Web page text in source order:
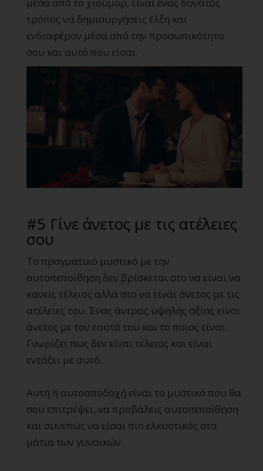
τρόπος να δημιουργήσεις έλξη και
ενδιαφέρον μέσα από την προσωπικότητα
σου και αυτό που είσαι.
#5 Γίνε άνετος με τις ατέλειες
σου
Το πραγματικό μυστικό με την
αυτοπεποίθηση δεν βρίσκεται στο να είναι να
κανείς τέλειος αλλά στο να είναι άνετος με τις
ατέλειες του. Ένας άντρας υψηλής αξίας είναι
άνετος με τον εαυτό του και το ποιος είναι.
Γνωρίζει πως δεν είναι τέλειος και είναι
εντάξει με αυτό.
Αυτή η αυτοαποδοχή είναι το μυστικό που θα
σου επιτρέψει, να προβάλεις αυτοπεποίθηση
και συνεπώς να είσαι πιο ελκυστικός στα
μάτια των γυναικών.